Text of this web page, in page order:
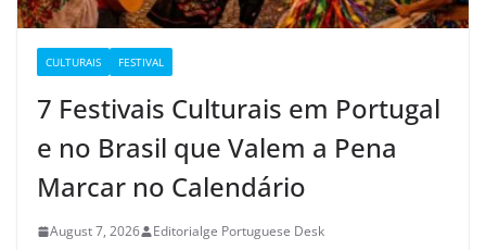
CULTURAIS FESTIVAL
7 Festivais Culturais em Portugal
e no Brasil que Valem a Pena
Marcar no Calendário
August 7, 2026 Editorialge Portuguese Desk